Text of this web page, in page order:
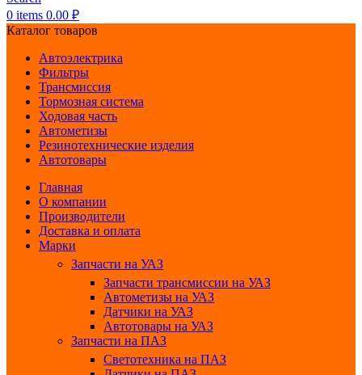
0 items 0.00 ₽
Каталог товаров
Автоэлектрика
Фильтры
Трансмиссия
Тормозная система
Ходовая часть
Автометизы
Резинотехнические изделия
Автотовары
Главная
О компании
Производители
Доставка и оплата
Марки
Запчасти на УАЗ
Запчасти трансмиссии на УАЗ
Автометизы на УАЗ
Датчики на УАЗ
Автотовары на УАЗ
Запчасти на ПАЗ
Светотехника на ПАЗ